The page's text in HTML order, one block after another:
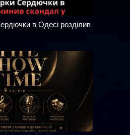
в Одесі розділив